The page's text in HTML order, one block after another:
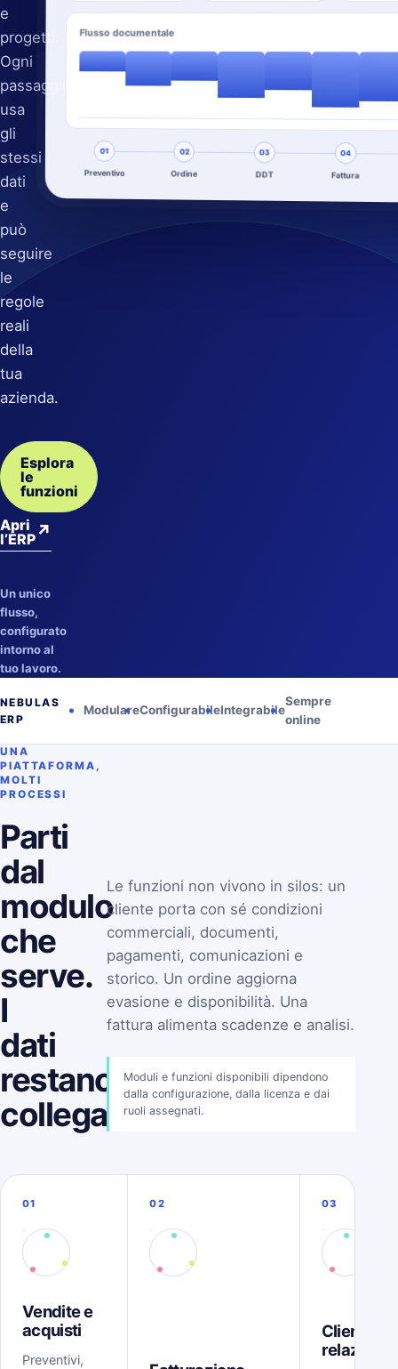
e
progetti.
Ogni
passaggio
usa
gli
stessi
dati
e
può
seguire
le
regole
reali
della
tua
azienda.
Esplora
le
funzioni
Apri
l’ERP↗
Un unico
flusso,
configurato
intorno al
tuo lavoro.
Flusso documentale
01
Preventivo
02
Ordine
03
DDT
04
Fattura
NEBULAS
ERP
ModulareConfigurabileIntegrabile
Sempre
online
UNA
PIATTAFORMA,
MOLTI
PROCESSI
Parti
dal
modulo
che
serve.
I
dati
restano
collegati.
Le funzioni non vivono in silos: un
cliente porta con sé condizioni
commerciali, documenti,
pagamenti, comunicazioni e
storico. Un ordine aggiorna
evasione e disponibilità. Una
fattura alimenta scadenze e analisi.
Moduli e funzioni disponibili dipendono
dalla configurazione, dalla licenza e dai
ruoli assegnati.
01
Vendite e
acquisti
Preventivi,
02 03
Clienti e
relazioni